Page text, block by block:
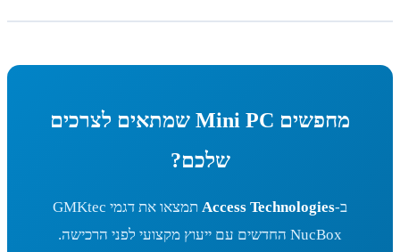
מחפשים Mini PC שמתאים לצרכים
שלכם?
Access Technologies
תמצאו את דגמי GMKtec
NucBox החדשים עם ייעוץ מקצועי לפני הרכישה.